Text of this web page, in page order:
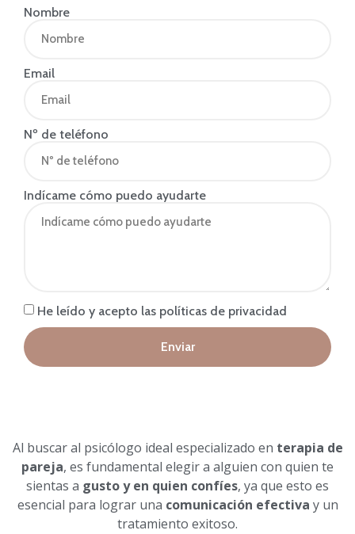
Nombre
Email
Nº de teléfono
Indícame cómo puedo ayudarte
He leído y acepto las políticas de privacidad
Enviar
Al buscar al psicólogo ideal especializado en terapia de
pareja, es fundamental elegir a alguien con quien te
sientas a gusto y en quien confíes, ya que esto es
esencial para lograr una comunicación efectiva y un
tratamiento exitoso.